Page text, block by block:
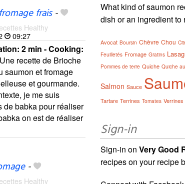
frais-
Healthy
09:27
2 min - Cooking:
Une recette de Brioche
saumon et fromage
et gourmande.
je me suis
de babka pour réaliser
on est de réaliser
-
Healthy
What kind of saumon
dish or an ingredient to
Avocat Boursin Chèvre Chou
Feuilletés Fromage Gratins
Pommes de terre Quiche Quiche
Salmon Sauce
Tartare Terrines Tomates Verrines
Sign-in
Sign-in onVery Good
recipes on your recipe